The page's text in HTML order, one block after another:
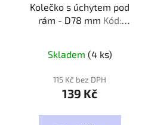
Kolečko s úchytem pod
rám - D78 mm Kód:
Skladem (4 ks)
115 Kč bez DPH
139 Kč